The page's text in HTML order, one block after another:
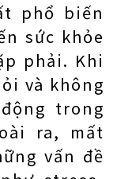
phổ biến
sức khỏe
phải. Khi
và không
trong
ra, mất
vấn đề